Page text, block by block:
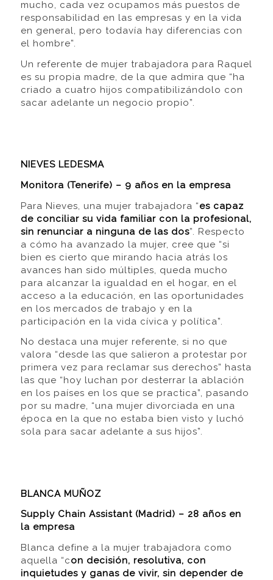
mucho, cada vez ocupamos más puestos de
responsabilidad en las empresas y en la vida
en general, pero todavía hay diferencias con
el hombre”.
Un referente de mujer trabajadora para Raquel
es su propia madre, de la que admira que “ha
criado a cuatro hijos compatibilizándolo con
sacar adelante un negocio propio”.
NIEVES LEDESMA
Monitora (Tenerife) – 9 años en la empresa
Para Nieves, una mujer trabajadora “es capaz
de conciliar su vida familiar con la profesional,
sin renunciar a ninguna de las dos”. Respecto
a cómo ha avanzado la mujer, cree que “si
bien es cierto que mirando hacia atrás los
avances han sido múltiples, queda mucho
para alcanzar la igualdad en el hogar, en el
acceso a la educación, en las oportunidades
en los mercados de trabajo y en la
participación en la vida cívica y política”.
No destaca una mujer referente, si no que
valora “desde las que salieron a protestar por
primera vez para reclamar sus derechos” hasta
las que “hoy luchan por desterrar la ablación
en los países en los que se practica”, pasando
por su madre, “una mujer divorciada en una
época en la que no estaba bien visto y luchó
sola para sacar adelante a sus hijos”.
BLANCA MUÑOZ
Supply Chain Assistant (Madrid) – 28 años en
la empresa
Blanca define a la mujer trabajadora como
aquella “con decisión, resolutiva, con
inquietudes y ganas de vivir, sin depender de